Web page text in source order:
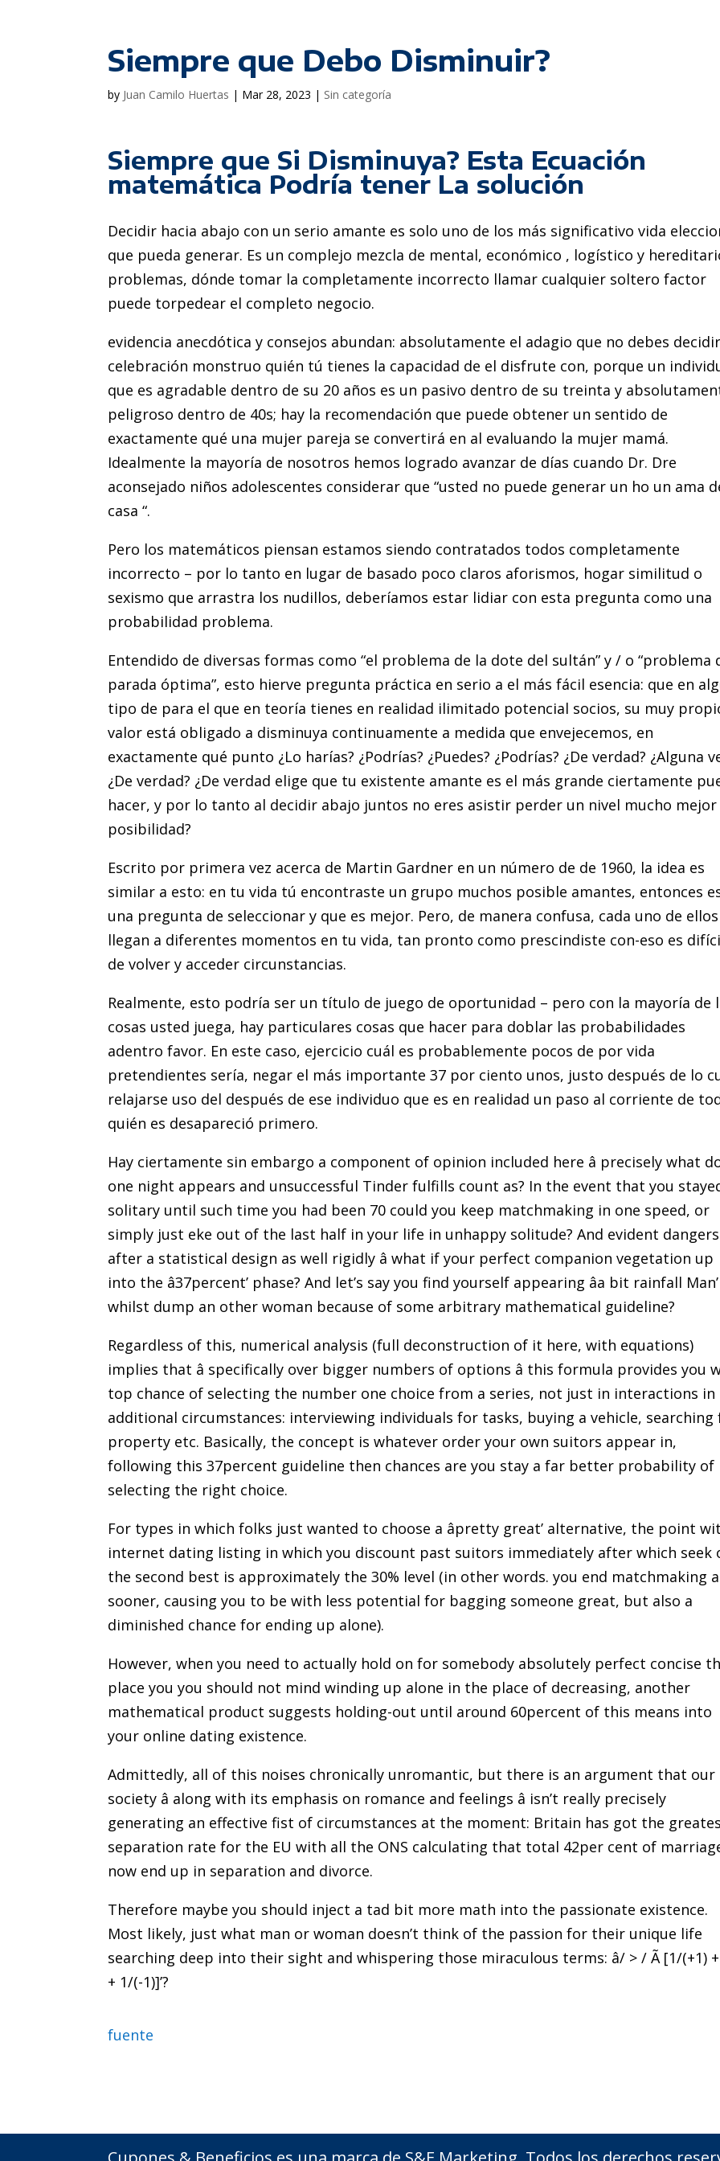
Siempre que Debo Disminuir?
by Juan Camilo Huertas | Mar 28, 2023 | Sin categoría
Siempre que Si Disminuya? Esta Ecuación
matemática Podría tener La solución
Decidir hacia abajo con un serio ​​amante es solo uno de los más significativo vida
que pueda generar. Es un complejo mezcla de mental, económico , logístico y
problemas, dónde tomar la completamente incorrecto llamar cualquier soltero factor
puede torpedear el completo negocio.
evidencia anecdótica y consejos abundan: absolutamente el adagio que no debes
celebración monstruo quién tú tienes la capacidad de el disfrute con, porque un
que es agradable dentro de su 20 años es un pasivo dentro de su treinta y
peligroso dentro de 40s; hay la recomendación que puede obtener un sentido de
exactamente qué una mujer pareja se convertirá en al evaluando la mujer mamá.
Idealmente la mayoría de nosotros hemos logrado avanzar de días cuando Dr. Dre
aconsejado niños adolescentes considerar que “usted no puede generar un ho un ama
casa “.
Pero los matemáticos piensan estamos siendo contratados todos completamente
incorrecto – por lo tanto en lugar de basado poco claros aforismos, hogar similitud o
sexismo que arrastra los nudillos, deberíamos estar lidiar con esta pregunta como una
probabilidad problema.
Entendido de diversas formas como “el problema de la dote del sultán” y / o “problema
parada óptima”, esto hierve pregunta práctica en serio a el más fácil esencia: que en
tipo de para el que en teoría tienes en realidad ilimitado potencial socios, su muy
valor está obligado a disminuya continuamente a medida que envejecemos, en
exactamente qué punto ¿Lo harías? ¿Podrías? ¿Puedes? ¿Podrías? ¿De verdad? ¿Alguna
¿De verdad? ¿De verdad elige que tu existente amante es el más grande ciertamente
hacer, y por lo tanto al decidir abajo juntos no eres asistir perder un nivel mucho mejor
posibilidad?
Escrito por primera vez acerca de Martin Gardner en un número de de 1960, la idea es
similar a esto: en tu vida tú encontraste un grupo muchos posible amantes, entonces
una pregunta de seleccionar y que es mejor. Pero, de manera confusa, cada uno de ellos
llegan a diferentes momentos en tu vida, tan pronto como prescindiste con-eso es
de volver y acceder circunstancias.
Realmente, esto podría ser un título de juego de oportunidad – pero con la mayoría de
cosas usted juega, hay particulares cosas que hacer para doblar las probabilidades
adentro favor. En este caso, ejercicio cuál es probablemente pocos de por vida ​​
pretendientes sería, negar el más importante 37 por ciento unos, justo después de lo
relajarse uso del después de ese individuo que es en realidad un paso al corriente de
quién es desapareció primero.
Hay ciertamente sin embargo a component of opinion included here â precisely what
one night appears and unsuccessful Tinder fulfills count as? In the event that you
solitary until such time you had been 70 could you keep matchmaking in one speed, or
simply just eke out of the last half in your life in unhappy solitude? And evident
after a statistical design as well rigidly â what if your perfect companion vegetation up
into the â37percent’ phase? And let’s say you find yourself appearing âa bit rainfall Man’
whilst dump an other woman because of some arbitrary mathematical guideline?
Regardless of this, numerical analysis (full deconstruction of it here, with equations)
implies that â specifically over bigger numbers of options â this formula provides you
top chance of selecting the number one choice from a series, not just in interactions in
additional circumstances: interviewing individuals for tasks, buying a vehicle, searching
property etc. Basically, the concept is whatever order your own suitors appear in,
following this 37percent guideline then chances are you stay a far better probability of
selecting the right choice.
For types in which folks just wanted to choose a âpretty great’ alternative, the point
internet dating listing in which you discount past suitors immediately after which seek
the second best is approximately the 30% level (in other words. you end matchmaking
sooner, causing you to be with less potential for bagging someone great, but also a
diminished chance for ending up alone).
However, when you need to actually hold on for somebody absolutely perfect concise
place you you should not mind winding up alone in the place of decreasing, another
mathematical product suggests holding-out until around 60percent of this means into
your online dating existence.
Admittedly, all of this noises chronically unromantic, but there is an argument that our
society â along with its emphasis on romance and feelings â isn’t really precisely
generating an effective fist of circumstances at the moment: Britain has got the
separation rate for the EU with all the ONS calculating that total 42per cent of
now end up in separation and divorce.
Therefore maybe you should inject a tad bit more math into the passionate existence.
Most likely, just what man or woman doesn’t think of the passion for their unique life
searching deep into their sight and whispering those miraculous terms: â/ > / Ã [1/(+1)
+ 1/(-1)]’?
fuente